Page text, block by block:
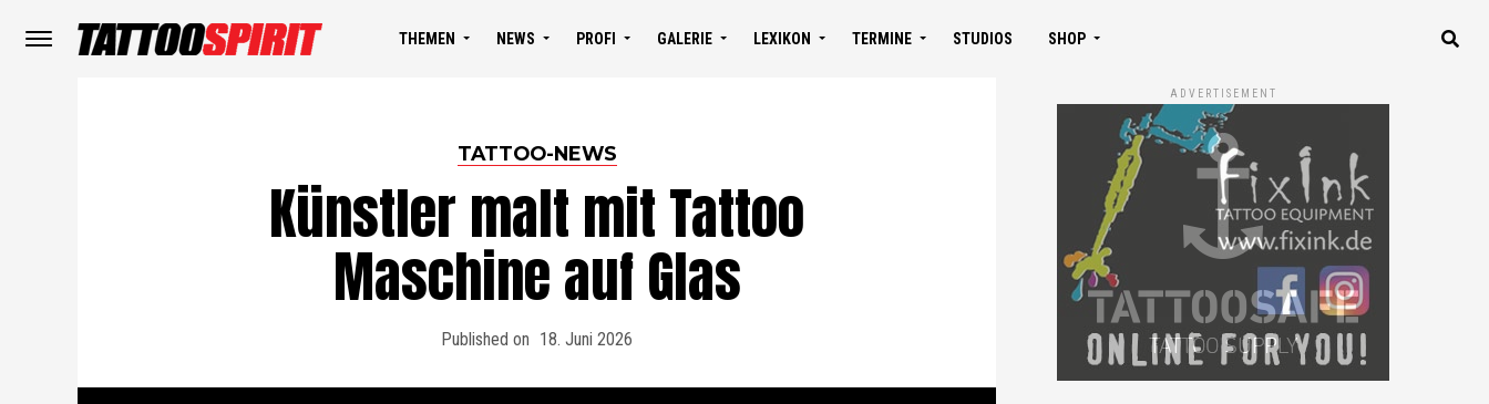
THEMEN NEWS PROFI GALERIE LEXIKON TERMINE STUDIOS SHOP
TATTOO-NEWS
Künstler malt mit Tattoo
Maschine auf Glas
Published on 18. Juni 2026
ADVERTISEMENT